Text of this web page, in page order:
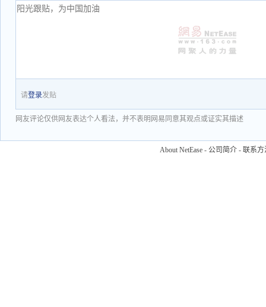
请登录发贴
网友评论仅供网友表达个人看法，并不表明网易同意其观点或证实其描述
About NetEase - 公司简介 - 联系方